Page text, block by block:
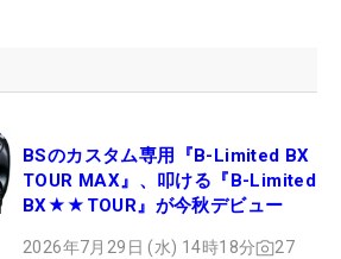
BSのカスタム専用『B-Limited BX
TOUR MAX』、叩ける『B-Limited
BX★★TOUR』が今秋デビュー
2026年7月29日 (水) 14時18分 27